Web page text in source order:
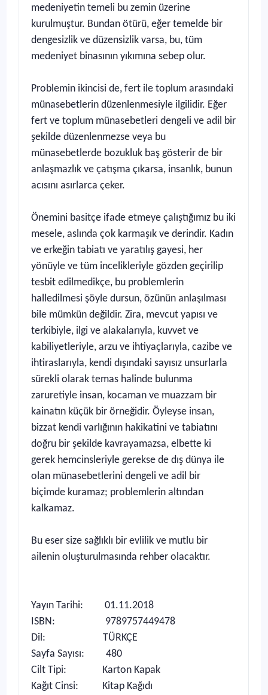
medeniyetin temeli bu zemin üzerine
kurulmuştur. Bundan ötürü, eğer temelde bir
dengesizlik ve düzensizlik varsa, bu, tüm
medeniyet binasının yıkımına sebep olur.
Problemin ikincisi de, fert ile toplum arasındaki
münasebetlerin düzenlenmesiyle ilgilidir. Eğer
fert ve toplum münasebetleri dengeli ve adil bir
şekilde düzenlenmezse veya bu
münasebetlerde bozukluk baş gösterir de bir
anlaşmazlık ve çatışma çıkarsa, insanlık, bunun
acısını asırlarca çeker.
Önemini basitçe ifade etmeye çalıştığımız bu iki
mesele, aslında çok karmaşık ve derindir. Kadın
ve erkeğin tabiatı ve yaratılış gayesi, her
yönüyle ve tüm incelikleriyle gözden geçirilip
tesbit edilmedikçe, bu problemlerin
halledilmesi şöyle dursun, özünün anlaşılması
bile mümkün değildir. Zira, mevcut yapısı ve
terkibiyle, ilgi ve alakalarıyla, kuvvet ve
kabiliyetleriyle, arzu ve ihtiyaçlarıyla, cazibe ve
ihtiraslarıyla, kendi dışındaki sayısız unsurlarla
sürekli olarak temas halinde bulunma
zaruretiyle insan, kocaman ve muazzam bir
kainatın küçük bir örneğidir. Öyleyse insan,
bizzat kendi varlığının hakikatini ve tabiatını
doğru bir şekilde kavrayamazsa, elbette ki
gerek hemcinsleriyle gerekse de dış dünya ile
olan münasebetlerini dengeli ve adil bir
biçimde kuramaz; problemlerin altından
kalkamaz.
Bu eser size sağlıklı bir evlilik ve mutlu bir
ailenin oluşturulmasında rehber olacaktır.
Yayın Tarihi: 01.11.2018
ISBN: 9789757449478
Dil: TÜRKÇE
Sayfa Sayısı: 480
Cilt Tipi: Karton Kapak
Kağıt Cinsi: Kitap Kağıdı